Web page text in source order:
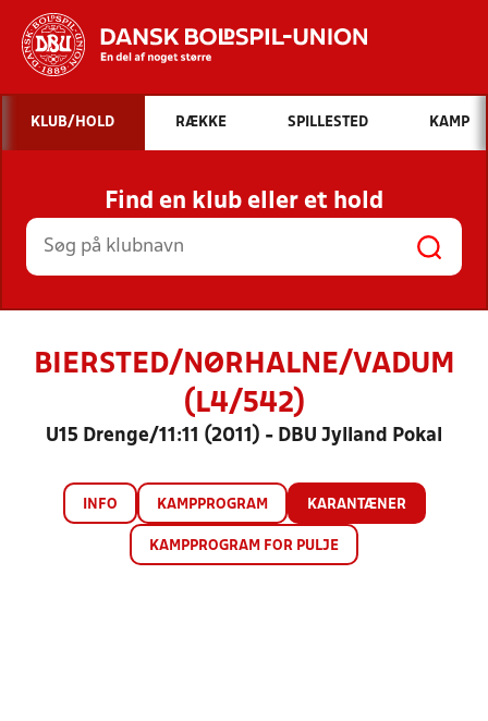
Hvad vil du søge efter?
INDHOLD OG NYHEDER
STILLINGER, RESULTATER, KLUBBER OG
HOLD
KLUB/HOLD RÆKKE SPILLESTED KAMP
Find en klub eller et hold
BIERSTED/NØRHALNE/VADUM
(L4/542)
U15 Drenge/11:11 (2011) - DBU Jylland Pokal
INFO KAMPPROGRAM KARANTÆNER
KAMPPROGRAM FOR PULJE